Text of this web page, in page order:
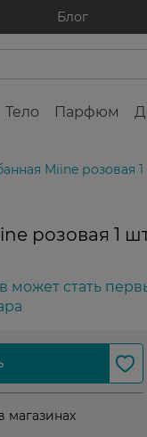
Блог
Тело Парфюм
Miine розовая
розовая 1
может стать
магазинах